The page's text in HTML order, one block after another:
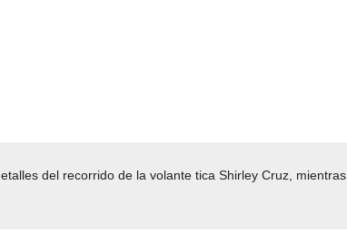
del recorrido de la volante tica Shirley Cruz, mientras